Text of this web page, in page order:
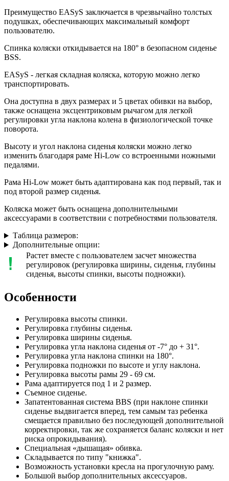
Преимущество EASyS заключается в чрезвычайно толстых
подушках, обеспечивающих максимальный комфорт
пользователю.
Спинка коляски откидывается на 180° в безопасном сиденье
BSS.
EASyS - легкая складная коляска, которую можно легко
транспортировать.
Она доступна в двух размерах и 5 цветах обивки на выбор,
также оснащена эксцентриковым рычагом для легкой
регулировки угла наклона колена в физиологической точке
поворота.
Высоту и угол наклона сиденья коляски можно легко
изменить благодаря раме Hi-Low со встроенными ножными
педалями.
Рама Hi-Low может быть адаптирована как под первый, так и
под второй размер сиденья.
Коляска может быть оснащена дополнительными
аксессуарами в соответствии с потребностями пользователя.
Таблица размеров:
Дополнительные опции:
Растет вместе с пользователем засчет множества
регулировок (регулировка ширины, сиденья, глубины
сиденья, высоты спинки, высоты подножки).
Особенности
Регулировка высоты спинки.
Регулировка глубины сиденья.
Регулировка ширины сиденья.
Регулировка угла наклона сиденья от -7° до + 31°.
Регулировка угла наклона спинки на 180°.
Регулировка подножки по высоте и углу наклона.
Регулировка высоты рамы 29 - 69 см.
Рама адаптируется под 1 и 2 размер.
Съемное сиденье.
Запатентованная система BBS (при наклоне спинки
сиденье выдвигается вперед, тем самым таз ребенка
смещается правильно без последующей дополнительной
корректировки, так же сохраняется баланс коляски и нет
риска опрокидывания).
Специальная «дышащая» обивка.
Складывается по типу "книжка".
Возможность установки кресла на прогулочную раму.
Большой выбор дополнительных аксессуаров.